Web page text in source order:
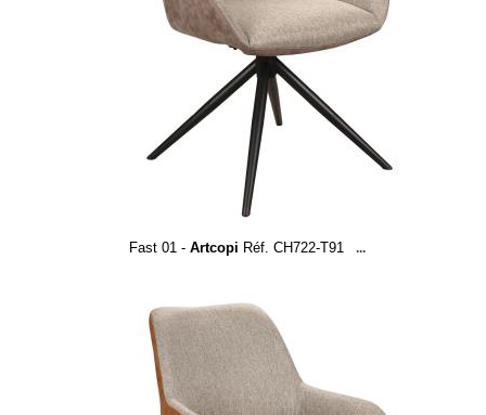
Fast 01 - Artcopi Réf. CH722-T91 ...